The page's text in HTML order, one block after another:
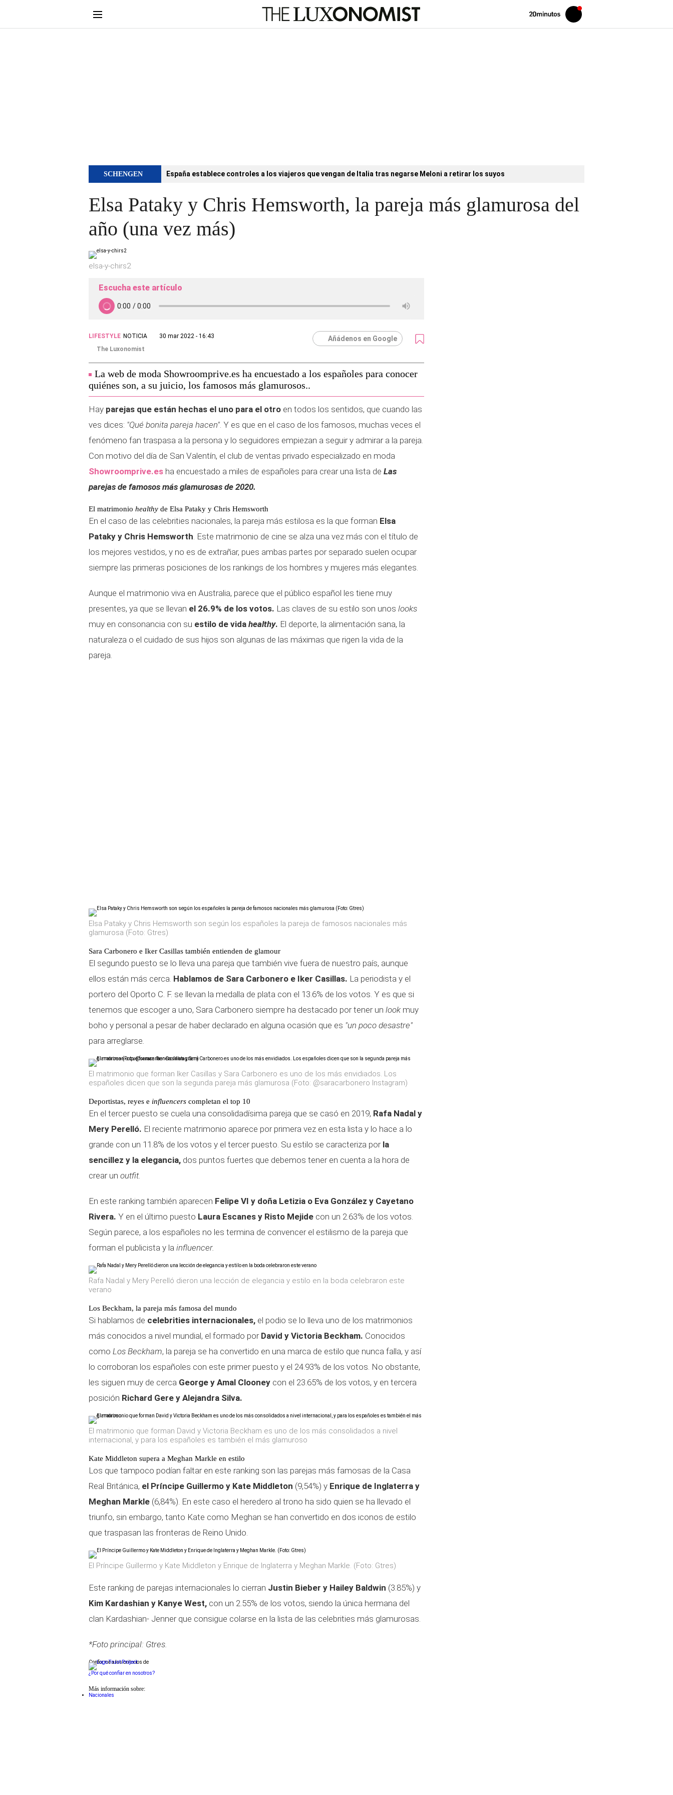
Volver
Iniciar
sesión
SCHENGEN España establece controles a los viajeros que vengan de Italia tras negarse Meloni a retirar los suyos
Elsa Pataky y Chris Hemsworth, la pareja más glamurosa del
año (una vez más)
elsa-y-chirs2
Escucha este artículo
LIFESTYLE NOTICIA
30 mar 2022 - 16:43
The Luxonomist
Añádenos en Google
La web de moda Showroomprive.es ha encuestado a los españoles para conocer
quiénes son, a su juicio, los famosos más glamurosos..
Hay parejas que están hechas el uno para el otro en todos los sentidos, que cuando las
ves dices: "Qué bonita pareja hacen". Y es que en el caso de los famosos, muchas veces el
fenómeno fan traspasa a la persona y lo seguidores empiezan a seguir y admirar a la pareja.
Con motivo del día de San Valentín, el club de ventas privado especializado en moda
Showroomprive.es ha encuestado a miles de españoles para crear una lista de Las
parejas de famosos más glamurosas de 2020.
El matrimonio healthy de Elsa Pataky y Chris Hemsworth
En el caso de las celebrities nacionales, la pareja más estilosa es la que forman Elsa
Pataky y Chris Hemsworth. Este matrimonio de cine se alza una vez más con el título de
los mejores vestidos, y no es de extrañar, pues ambas partes por separado suelen ocupar
siempre las primeras posiciones de los rankings de los hombres y mujeres más elegantes.
Aunque el matrimonio viva en Australia, parece que el público español les tiene muy
presentes, ya que se llevan el 26.9% de los votos. Las claves de su estilo son unos looks
muy en consonancia con su estilo de vida healthy. El deporte, la alimentación sana, la
naturaleza o el cuidado de sus hijos son algunas de las máximas que rigen la vida de la
pareja.
Elsa Pataky y Chris Hemsworth son según los españoles la pareja de famosos nacionales más
glamurosa (Foto: Gtres)
Sara Carbonero e Iker Casillas también entienden de glamour
El segundo puesto se lo lleva una pareja que también vive fuera de nuestro país, aunque
ellos están más cerca. Hablamos de Sara Carbonero e Iker Casillas. La periodista y el
portero del Oporto C. F. se llevan la medalla de plata con el 13.6% de los votos. Y es que si
tenemos que escoger a uno, Sara Carbonero siempre ha destacado por tener un look muy
boho y personal a pesar de haber declarado en alguna ocasión que es "un poco desastre"
para arreglarse.
El matrimonio que forman Iker Casillas y Sara Carbonero es uno de los más envidiados. Los
españoles dicen que son la segunda pareja más glamurosa (Foto: @saracarbonero Instagram)
Deportistas, reyes e influencers completan el top 10
En el tercer puesto se cuela una consolidadísima pareja que se casó en 2019, Rafa Nadal y
Mery Perelló. El reciente matrimonio aparece por primera vez en esta lista y lo hace a lo
grande con un 11.8% de los votos y el tercer puesto. Su estilo se caracteriza porla
sencillez y la elegancia, dos puntos fuertes que debemos tener en cuenta a la hora de
crear un outfit.
En este ranking también aparecen Felipe VI y doña Letizia o Eva González y Cayetano
Rivera. Y en el último puesto Laura Escanes y Risto Mejide con un 2.63% de los votos.
Según parece, a los españoles no les termina de convencer el estilismo de la pareja que
forman el publicista y la influencer.
Rafa Nadal y Mery Perelló dieron una lección de elegancia y estilo en la boda celebraron este
verano
Los Beckham, la pareja más famosa del mundo
Si hablamos de celebrities internacionales, el podio se lo lleva uno de los matrimonios
más conocidos a nivel mundial, el formado por David y Victoria Beckham. Conocidos
como Los Beckham, la pareja se ha convertido en una marca de estilo que nunca falla, y así
lo corroboran los españoles con este primer puesto y el 24.93% de los votos. No obstante,
les siguen muy de cerca George y Amal Clooney con el 23.65% de los votos, y en tercera
posición Richard Gere y Alejandra Silva.
El matrimonio que forman David y Victoria Beckham es uno de los más consolidados a nivel
internacional, y para los españoles es también el más glamuroso
Kate Middleton supera a Meghan Markle en estilo
Los que tampoco podían faltar en este ranking son las parejas más famosas de la Casa
Real Británica, el Príncipe Guillermo y Kate Middleton (9,54%) y Enrique de Inglaterra y
Meghan Markle (6,84%). En este caso el heredero al trono ha sido quien se ha llevado el
triunfo, sin embargo, tanto Kate como Meghan se han convertido en dos iconos de estilo
que traspasan las fronteras de Reino Unido.
El Príncipe Guillermo y Kate Middleton y Enrique de Inglaterra y Meghan Markle. (Foto: Gtres)
Este ranking de parejas internacionales lo cierran Justin Bieber y Hailey Baldwin (3.85%) y
Kim Kardashian y Kanye West, con un 2.55% de los votos, siendo la única hermana del
clan Kardashian- Jenner que consigue colarse en la lista de las celebrities más glamurosas.
*Foto principal: Gtres.
Conforme a los criterios de
¿Por qué confiar en nosotros?
Más información sobre:
Nacionales